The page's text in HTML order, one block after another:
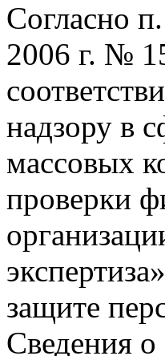
Согласно
2006 г. №
надзору в
массовых
проверки
защите
Сведения